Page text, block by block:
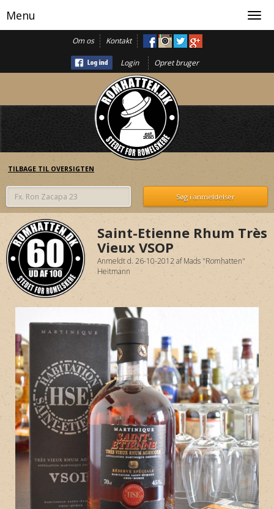
Om os Kontakt
Login Opret bruger
Menu
TILBAGE TIL OVERSIGTEN
Saint-Etienne Rhum Très
Vieux VSOP
Anmeldt d. 26-10-2012 afMads "Romhatten"
Heitmann